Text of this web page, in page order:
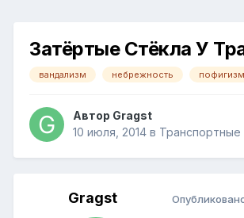
Затёртые Стёкла У
вандализм небрежность пофигизм
Автор Gragst
10 июля, 2014 в Транспортные
Gragst